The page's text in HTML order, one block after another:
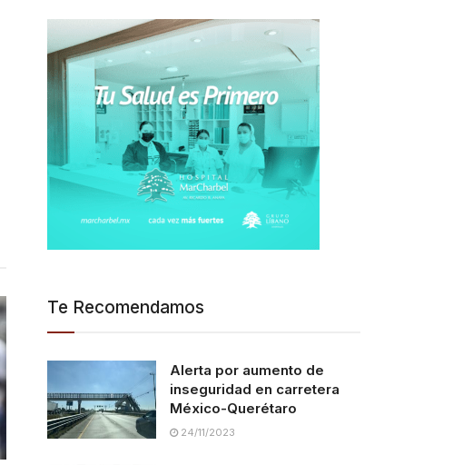
Te Recomendamos
Alerta por aumento de
inseguridad en carretera
México-Querétaro
24/11/2023